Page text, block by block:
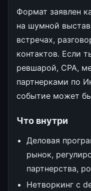
Формат заявлен
на шумной
встречах,
контактов. Если
ревшарой, CPA,
партнерками по
событие может
Что внутри
Деловая
рынок,
партнерства,
Нетворкинг с